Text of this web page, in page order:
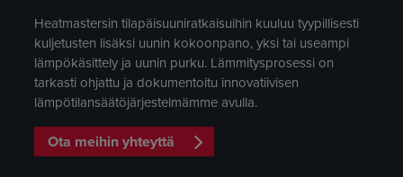
Heatmastersin tilapäisuuniratkaisuihin kuuluu tyypillisesti
kuljetusten lisäksi uunin kokoonpano, yksi tai useampi
lämpökäsittely ja uunin purku. Lämmitysprosessi on
tarkasti ohjattu ja dokumentoitu innovatiivisen
lämpötilansäätöjärjestelmämme avulla.
Ota meihin yhteyttä